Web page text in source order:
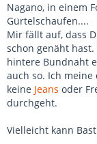
Nagano, in einem
Gürtelschaufen....
Mir fällt auf, dass
schon genäht
hintere Bundnaht
auch so. Ich meine
keine Jeans oder
durchgeht.
Vielleicht kann